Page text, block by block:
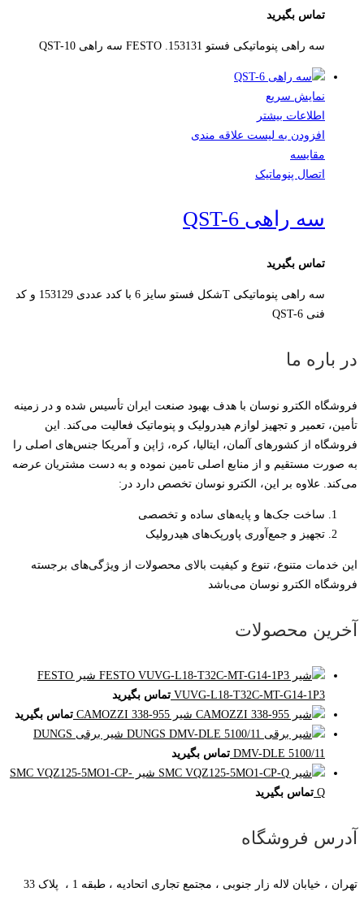
تماس بگیرید
سه راهی پنوماتیکی فستو FESTO .153131 سه راهی QST-10
نمایش سریع
اطلاعات بیشتر
افزودن به لیست علاقه مندی
مقایسه
اتصال پنوماتیک
سه راهی QST-6
تماس بگیرید
سه راهی پنوماتیکی Tشکل فستو سایز 6 با کدد عددی 153129 و کد
فنی QST-6
در باره ما
فروشگاه الکترو نوسان با هدف بهبود صنعت ایران تأسیس شده و در زمینه
تأمین، تعمیر و تجهیز لوازم هیدرولیک و پنوماتیک فعالیت می‌کند. این
فروشگاه از کشورهای آلمان، ایتالیا، کره، ژاپن و آمریکا جنس‌های اصلی را
به صورت مستقیم و از منابع اصلی تامین نموده و به دست مشتریان عرضه
می‌کند. علاوه بر این، الکترو نوسان تخصص دارد در:
ساخت جک‌ها و پایه‌های ساده و تخصصی
تجهیز و جمع‌آوری پاورپک‌های هیدرولیک
این خدمات متنوع، تنوع و کیفیت بالای محصولات از ویژگی‌های برجسته
فروشگاه الکترو نوسان می‌باشد
آخرین محصولات
شیر FESTO
VUVG-L18-T32C-MT-G14-1P3 تماس بگیرید
شیر CAMOZZI 338-955
تماس بگیرید
شیر برقی DUNGS
DMV-DLE 5100/11 تماس بگیرید
شیر SMC VQZ125-5MO1-CP-
Q تماس بگیرید
آدرس فروشگاه
تهران ، خیابان لاله زار جنوبی ، مجتمع تجاری اتحادیه ، طبقه 1 ، پلاک 33